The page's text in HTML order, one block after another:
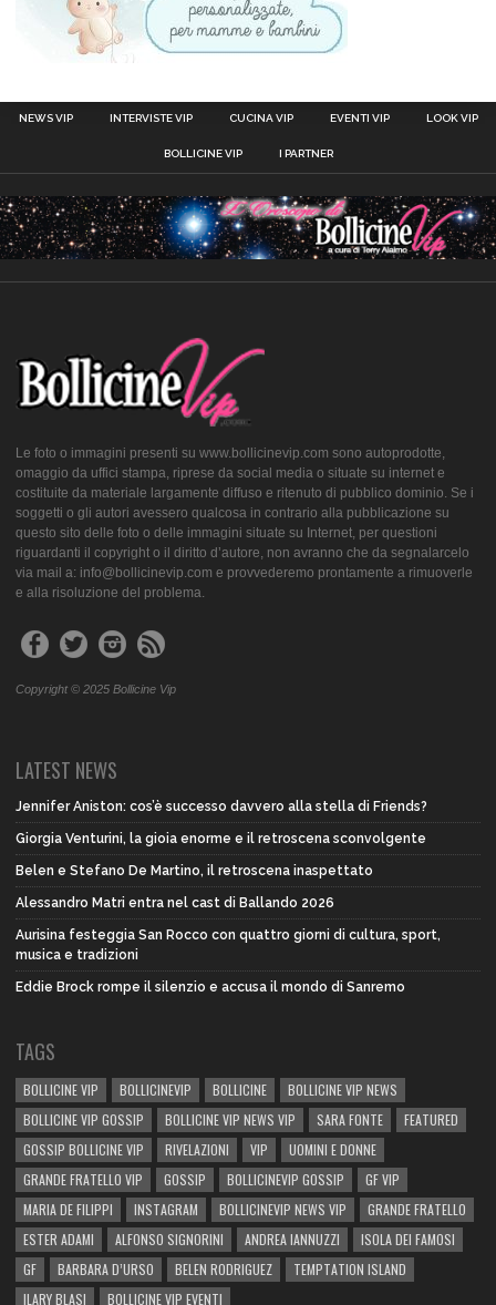
NEWS VIP INTERVISTE VIP CUCINA VIP EVENTI VIP LOOK VIP
BOLLICINE VIP I PARTNER
Le foto o immagini presenti su www.bollicinevip.com sono autoprodotte,
omaggio da uffici stampa, riprese da social media o situate su internet e
costituite da materiale largamente diffuso e ritenuto di pubblico dominio. Se i
soggetti o gli autori avessero qualcosa in contrario alla pubblicazione su
questo sito delle foto o delle immagini situate su Internet, per questioni
riguardanti il copyright o il diritto d’autore, non avranno che da segnalarcelo
via mail a: info@bollicinevip.com e provvederemo prontamente a rimuoverle
e alla risoluzione del problema.
Copyright © 2025 Bollicine Vip
LATEST NEWS
Jennifer Aniston: cos’è successo davvero alla stella di Friends?
Giorgia Venturini, la gioia enorme e il retroscena sconvolgente
Belen e Stefano De Martino, il retroscena inaspettato
Alessandro Matri entra nel cast di Ballando 2026
Aurisina festeggia San Rocco con quattro giorni di cultura, sport,
musica e tradizioni
Eddie Brock rompe il silenzio e accusa il mondo di Sanremo
TAGS
BOLLICINE VIP BOLLICINEVIP BOLLICINE
BOLLICINE VIP NEWS
BOLLICINE VIP GOSSIP
BOLLICINE VIP NEWS VIP SARA FONTE
FEATURED
GOSSIP BOLLICINE VIP
RIVELAZIONI VIP
UOMINI E DONNE
GRANDE FRATELLO VIP
GOSSIP BOLLICINEVIP GOSSIP
GF VIP
MARIA DE FILIPPI
INSTAGRAM BOLLICINEVIP NEWS VIP
GRANDE FRATELLO
ESTER ADAMI
ALFONSO SIGNORINI ANDREA IANNUZZI
ISOLA DEI FAMOSI
GF
BARBARA D’URSO BELEN RODRIGUEZ
TEMPTATION ISLAND
ILARY BLASI
BOLLICINE VIP EVENTI